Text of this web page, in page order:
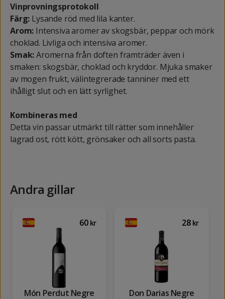
Vinprovningsprotokoll
Färg: Lysande röd med lila kanter.
Arom: Intensiva aromer av skogsbär, peppar och mörk
choklad. Livliga och intensiva aromer.
Smak:Aromerna från doften framträder även i
smaken: skogsbär, choklad och kryddor. Mjuka smaker
av mogen frukt, välintegrerade tanniner med ett
ihålligt slut och en lätt syrlighet.
Kombineras med
Detta vin passar utmärkt till rätter som innehåller
lagrad ost, rött kött, grönsaker och all sorts pasta.
Andra gillar
60 kr
Món Perdut Negre
28 kr
Don Darias Negre